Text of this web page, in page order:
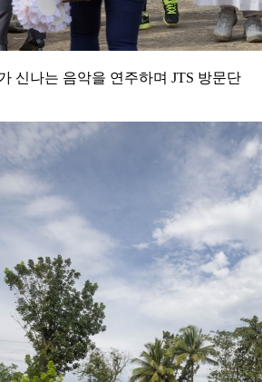
신나는 음악을 연주하며 JTS 방문단